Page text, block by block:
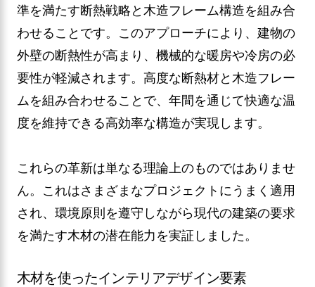
準を満たす断熱戦略と木造フレーム構造を組み合
わせることです。このアプローチにより、建物の
外壁の断熱性が高まり、機械的な暖房や冷房の必
要性が軽減されます。高度な断熱材と木造フレー
ムを組み合わせることで、年間を通じて快適な温
度を維持できる高効率な構造が実現します。
これらの革新は単なる理論上のものではありませ
ん。これはさまざまなプロジェクトにうまく適用
され、環境原則を遵守しながら現代の建築の要求
を満たす木材の潜在能力を実証しました。
木材を使ったインテリアデザイン要素